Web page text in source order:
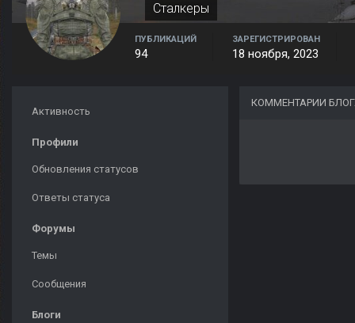
Сталкеры
ПУБЛИКАЦИЙ
94
ЗАРЕГИСТРИРОВАН
18 ноября, 2023
Активность
Профили
Обновления статусов
Ответы статуса
Форумы
Темы
Сообщения
Блоги
КОММЕНТАРИИ